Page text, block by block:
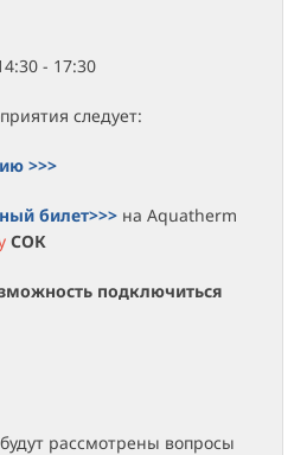
- 17:30
следует:
>>>
билет>>> на Aquatherm
СОК
подключиться
рассмотрены вопросы